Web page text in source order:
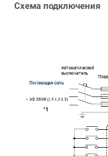
Схема подключения